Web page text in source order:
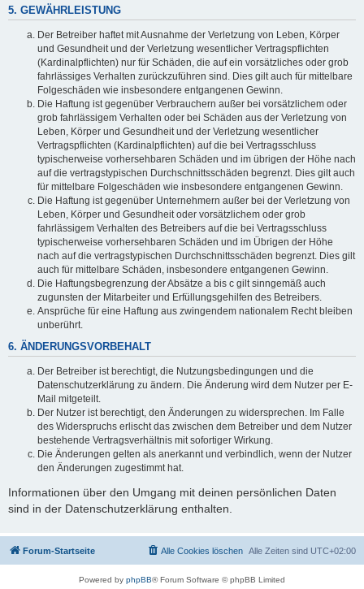
5. GEWÄHRLEISTUNG
Der Betreiber haftet mit Ausnahme der Verletzung von Leben, Körper
und Gesundheit und der Verletzung wesentlicher Vertragspflichten
(Kardinalpflichten) nur für Schäden, die auf ein vorsätzliches oder grob
fahrlässiges Verhalten zurückzuführen sind. Dies gilt auch für mittelbare
Folgeschäden wie insbesondere entgangenen Gewinn.
Die Haftung ist gegenüber Verbrauchern außer bei vorsätzlichem oder
grob fahrlässigem Verhalten oder bei Schäden aus der Verletzung von
Leben, Körper und Gesundheit und der Verletzung wesentlicher
Vertragspflichten (Kardinalpflichten) auf die bei Vertragsschluss
typischerweise vorhersehbaren Schäden und im übrigen der Höhe nach
auf die vertragstypischen Durchschnittsschäden begrenzt. Dies gilt auch
für mittelbare Folgeschäden wie insbesondere entgangenen Gewinn.
Die Haftung ist gegenüber Unternehmern außer bei der Verletzung von
Leben, Körper und Gesundheit oder vorsätzlichem oder grob
fahrlässigem Verhalten des Betreibers auf die bei Vertragsschluss
typischerweise vorhersehbaren Schäden und im Übrigen der Höhe
nach auf die vertragstypischen Durchschnittsschäden begrenzt. Dies gilt
auch für mittelbare Schäden, insbesondere entgangenen Gewinn.
Die Haftungsbegrenzung der Absätze a bis c gilt sinngemäß auch
zugunsten der Mitarbeiter und Erfüllungsgehilfen des Betreibers.
Ansprüche für eine Haftung aus zwingendem nationalem Recht bleiben
unberührt.
6. ÄNDERUNGSVORBEHALT
Der Betreiber ist berechtigt, die Nutzungsbedingungen und die
Datenschutzerklärung zu ändern. Die Änderung wird dem Nutzer per E-
Mail mitgeteilt.
Der Nutzer ist berechtigt, den Änderungen zu widersprechen. Im Falle
des Widerspruchs erlischt das zwischen dem Betreiber und dem Nutzer
bestehende Vertragsverhältnis mit sofortiger Wirkung.
Die Änderungen gelten als anerkannt und verbindlich, wenn der Nutzer
den Änderungen zugestimmt hat.
Informationen über den Umgang mit deinen persönlichen Daten
sind in der Datenschutzerklärung enthalten.
Forum-Startseite Alle Zeiten sind UTC+02:00
Alle Cookies löschen
Powered by phpBB® Forum Software © phpBB Limited